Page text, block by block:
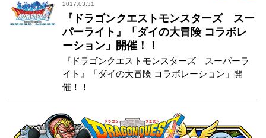
2017.03.31
『ドラゴンクエストモンスターズ スー
パーライト』「ダイの大冒険 コラボレ
ーション」開催！！
『ドラゴンクエストモンスターズ スーパーラ
イト』「ダイの大冒険 コラボレーション」開
催！！